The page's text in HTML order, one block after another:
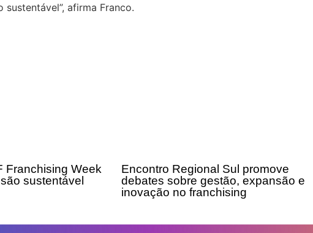
afirma Franco.
Franchising Week
sustentável
Encontro Regional Sul promove
debates sobre gestão, expansão e
inovação no franchising